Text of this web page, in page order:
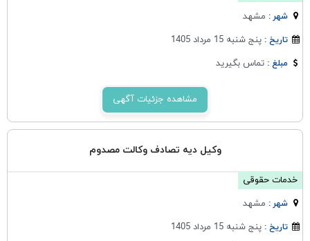
شهر : مشهد
تاریخ :پنج شنبه 15 مرداد 1405
مبلغ :تماس بگیرید
مشاهده جزئیات آگهی
وکیل دیه تصادف وکالت مصدوم
خدمات حقوقی
شهر : مشهد
تاریخ :پنج شنبه 15 مرداد 1405